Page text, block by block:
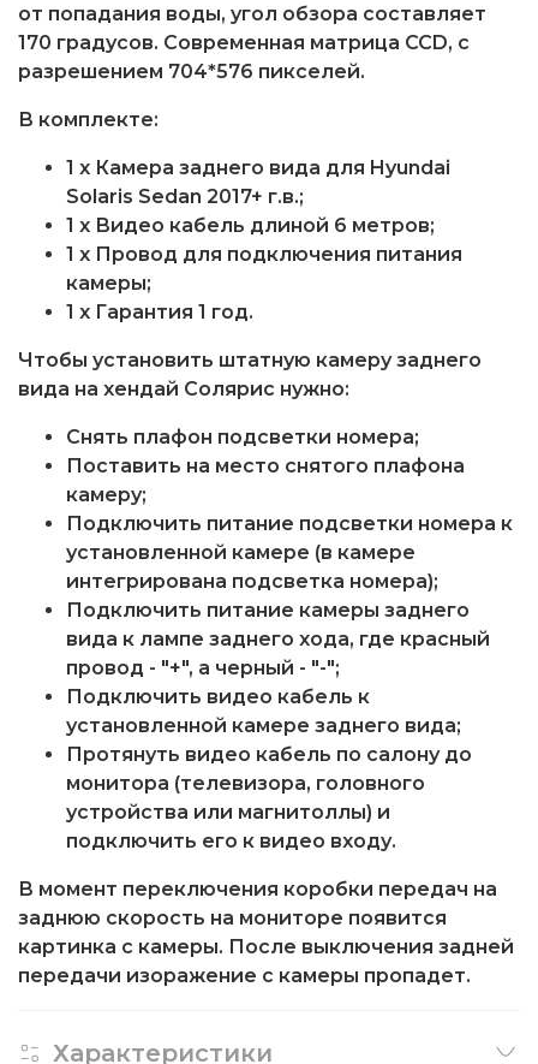
от попадания воды, угол обзора составляет
170 градусов. Современная матрица CCD, с
разрешением 704*576 пикселей.
В комплекте:
1 x Камера заднего вида для Hyundai
Solaris Sedan 2017+ г.в.;
1 x Видео кабель длиной 6 метров;
1 x Провод для подключения питания
камеры;
1 x Гарантия 1 год.
Чтобы установить штатную камеру заднего
вида на хендай Солярис нужно:
Снять плафон подсветки номера;
Поставить на место снятого плафона
камеру;
Подключить питание подсветки номера к
установленной камере (в камере
интегрирована подсветка номера);
Подключить питание камеры заднего
вида к лампе заднего хода, где красный
провод - "+", а черный - "-";
Подключить видео кабель к
установленной камере заднего вида;
Протянуть видео кабель по салону до
монитора (телевизора, головного
устройства или магнитоллы) и
подключить его к видео входу.
В момент переключения коробки передач на
заднюю скорость на мониторе появится
картинка с камеры. После выключения задней
передачи изоражение с камеры пропадет.
Характеристики